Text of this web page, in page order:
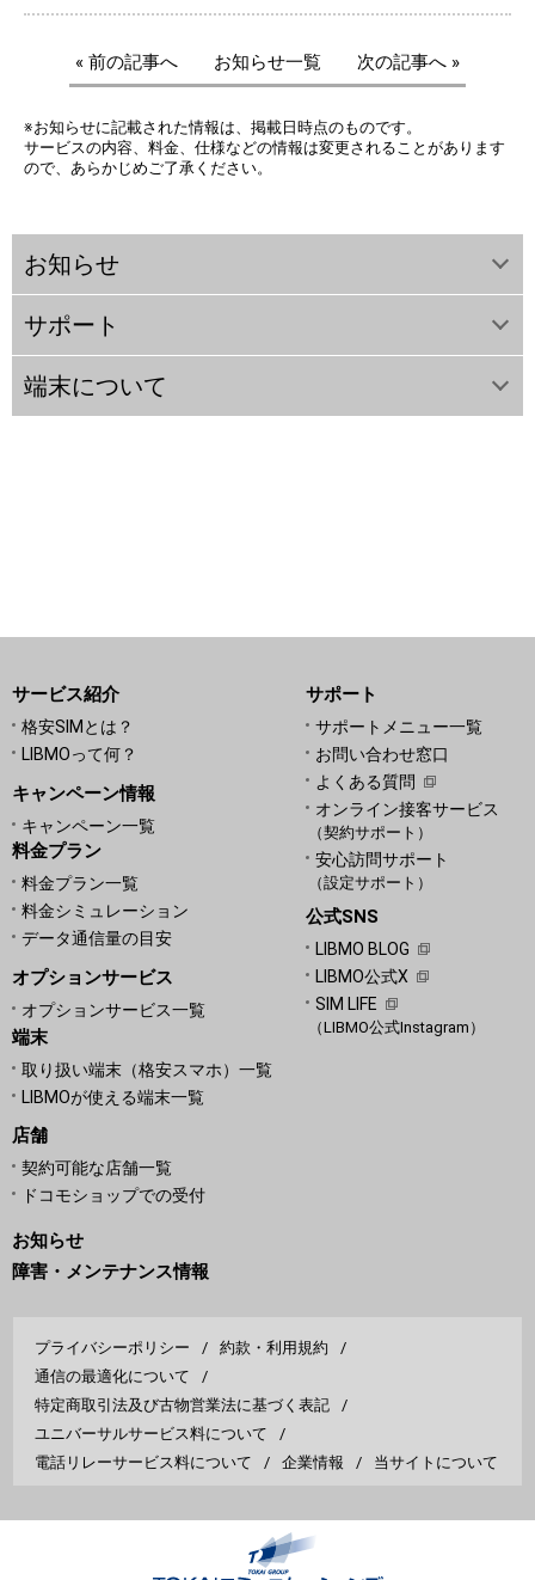
« 前の記事へ お知らせ一覧 次の記事へ »
※お知らせに記載された情報は、掲載日時点のものです。
サービスの内容、料金、仕様などの情報は変更されることがあります
ので、あらかじめご了承ください。
お知らせ
サポート
端末について
サービス紹介
格安SIMとは？
LIBMOって何？
キャンペーン情報
キャンペーン一覧
料金プラン
料金プラン一覧
料金シミュレーション
データ通信量の目安
オプションサービス
オプションサービス一覧
端末
取り扱い端末（格安スマホ）一覧
LIBMOが使える端末一覧
店舗
契約可能な店舗一覧
ドコモショップでの受付
サポート
サポートメニュー一覧
お問い合わせ窓口
よくある質問
オンライン接客サービス
（契約サポート）
安心訪問サポート
（設定サポート）
公式SNS
LIBMO BLOG
LIBMO公式X
SIM LIFE
（LIBMO公式Instagram）
お知らせ
障害・メンテナンス情報
プライバシーポリシー
約款・利用規約
通信の最適化について
特定商取引法及び古物営業法に基づく表記
ユニバーサルサービス料について
電話リレーサービス料について
企業情報 当サイトについて